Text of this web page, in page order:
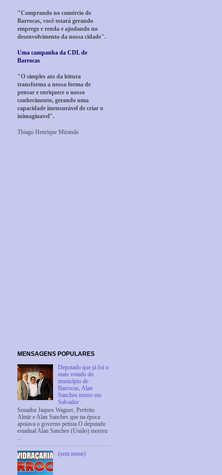
"Comprando no comércio de
Barrocas, você estará gerando
emprego e renda e ajudando no
desenvolvimento da nossa cidade".
Uma campanha da CDL de
Barrocas
"O simples ato da leitura
transforma a nossa forma de
pensar e enriquece o nosso
conhecimento, gerando uma
capacidade imensurável de criar o
inimaginavel".
Thiago Henrique Miranda
MENSAGENS POPULARES
Deputado que já foi o
mais votado do
município de
Barrocas, Alan
Sanches morre em
Salvador
Senador Jaques Wagner, Prefeito
Almir e Alan Sanches que na época
apoiava o governo petista O deputado
estadual Alan Sanches (União) morreu
...
(sem nome)